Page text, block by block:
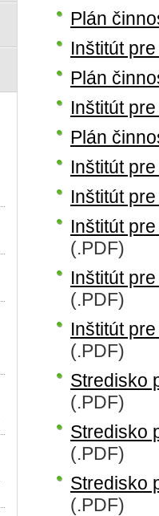
Plán
Inštitút
Plán
Inštitút
Plán
Inštitút
Inštitút
Inštitút
(.PDF)
Inštitút
(.PDF)
Inštitút
(.PDF)
Stredisko
(.PDF)
Stredisko
(.PDF)
Stredisko
(.PDF)